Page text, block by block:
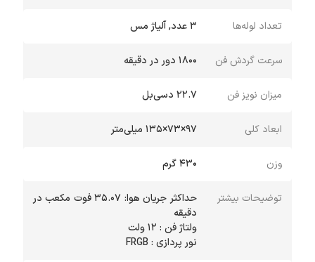
تعداد لوله‌ها 3 عدد, آلیاژ مس
سرعت گردش فن 1800 دور در دقیقه
میزان نویز فن 22.7 دسی‌بل
ابعاد کلی 97×73×135 میلی‌متر
وزن 430 گرم
توضیحات بیشتر
حداکثر جریان هوا: 35.07 فوت مکعب در
ولتاژ فن : 12 ولت
نور پردازی : FRGB